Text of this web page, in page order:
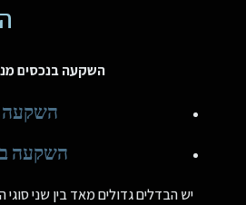
השקעה בנכסים
השקעה
השקעה
יש הבדלים גדולים מאד בין שני